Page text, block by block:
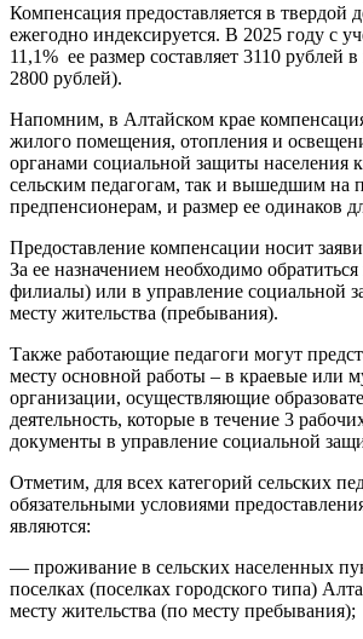
Компенсация предоставляется в твердой
ежегодно индексируется. В 2025 году с
11,1% ее размер составляет 3110 рублей
2800 рублей).
Напомним, в Алтайском крае
жилого помещения, отопления и
органами социальной защиты населения
сельским педагогам, так и вышедшим на
предпенсионерам, и размер ее одинаков
Предоставление компенсации носит
За ее назначением необходимо
филиалы) или в управление социальной
месту жительства (пребывания).
Также работающие педагоги могут
месту основной работы – в краевые или
организации, осуществляющие
деятельность, которые в течение 3
документы в управление социальной
Отметим, для всех категорий сельских
обязательными условиями
являются:
— проживание в сельских населенных
поселках (поселках городского типа)
месту жительства (по месту пребывания);